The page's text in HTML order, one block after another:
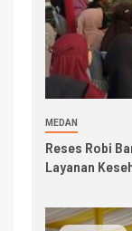
MEDAN
Reses Robi
Layanan